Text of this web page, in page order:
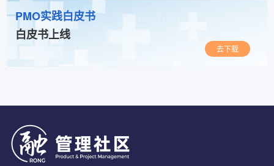
PMO实践白皮书
白皮书上线
去下载